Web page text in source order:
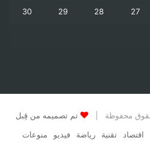
27
28
29
30
تم تصميمه من قِبل
اقتصاد تقنية رياضة فيديو منوعات